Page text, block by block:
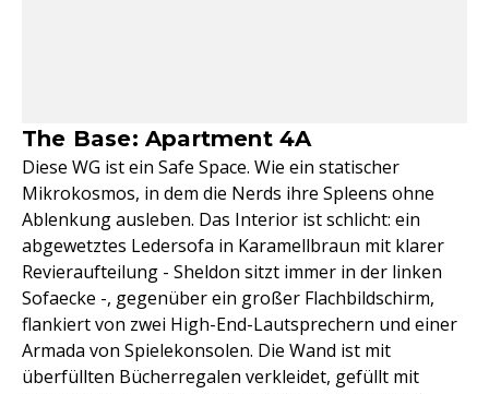
The Base: Apartment 4A
Diese WG ist ein Safe Space. Wie ein statischer
Mikrokosmos, in dem die Nerds ihre Spleens ohne
Ablenkung ausleben. Das Interior ist schlicht: ein
abgewetztes Ledersofa in Karamellbraun mit klarer
Revieraufteilung - Sheldon sitzt immer in der linken
Sofaecke -, gegenüber ein großer Flachbildschirm,
flankiert von zwei High-End-Lautsprechern und einer
Armada von Spielekonsolen. Die Wand ist mit
überfüllten Bücherregalen verkleidet, gefüllt mit